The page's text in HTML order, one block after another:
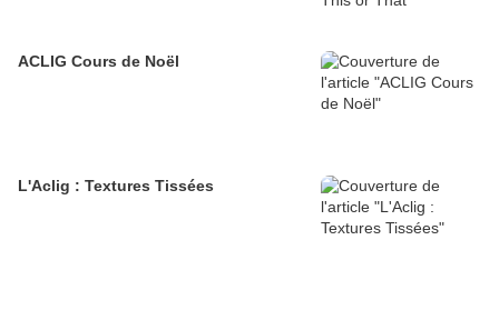
ACLIG Cours de Noël
L'Aclig : Textures Tissées